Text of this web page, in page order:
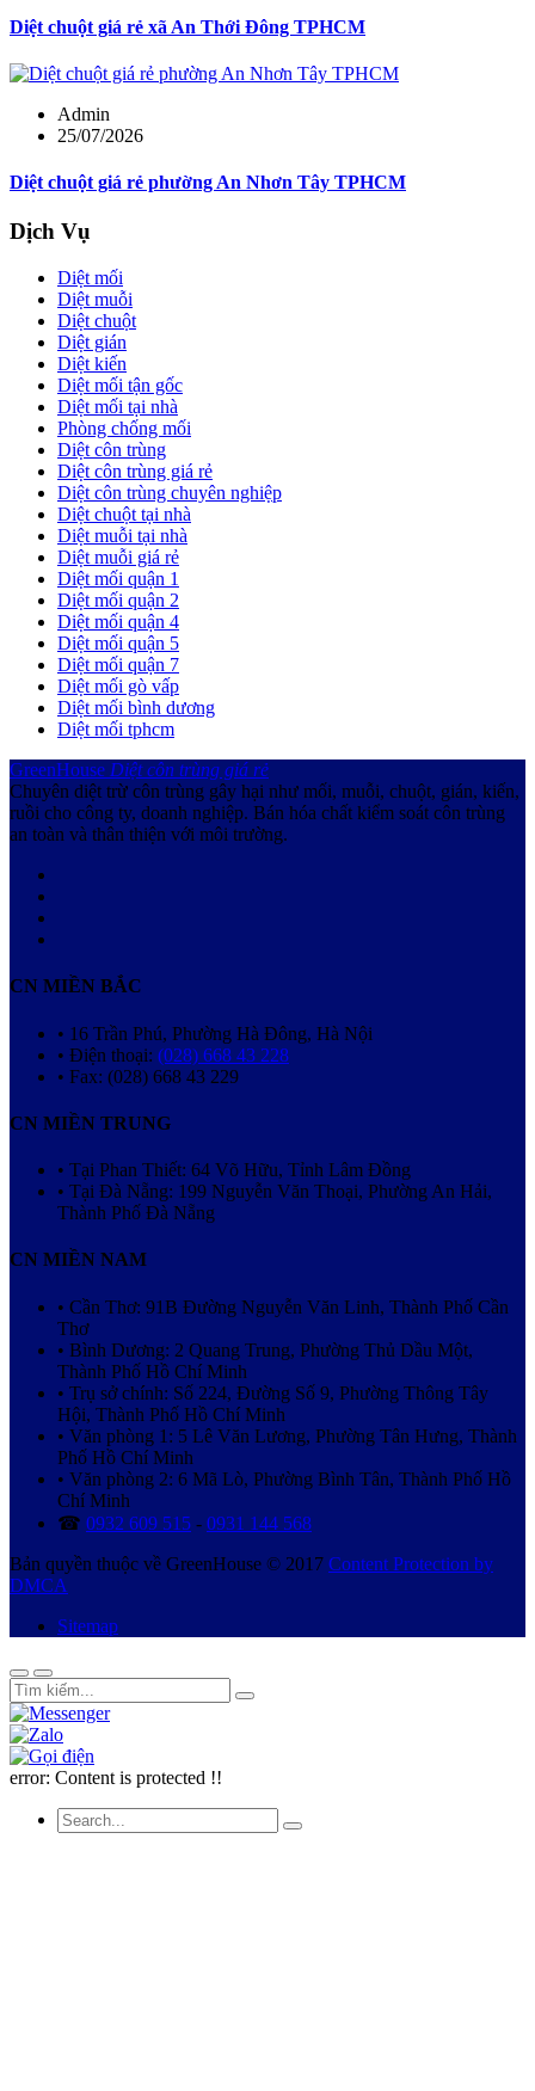
Diệt chuột giá rẻ xã An Thới Đông TPHCM
Admin
25/07/2026
Diệt chuột giá rẻ phường An Nhơn Tây TPHCM
Dịch Vụ
Diệt mối
Diệt muỗi
Diệt chuột
Diệt gián
Diệt kiến
Diệt mối tận gốc
Diệt mối tại nhà
Phòng chống mối
Diệt côn trùng
Diệt côn trùng giá rẻ
Diệt côn trùng chuyên nghiệp
Diệt chuột tại nhà
Diệt muỗi tại nhà
Diệt muỗi giá rẻ
Diệt mối quận 1
Diệt mối quận 2
Diệt mối quận 4
Diệt mối quận 5
Diệt mối quận 7
Diệt mối gò vấp
Diệt mối bình dương
Diệt mối tphcm
GreenHouse Diệt côn trùng giá rẻ
Chuyên diệt trừ côn trùng gây hại như mối, muỗi, chuột, gián, kiến,
ruồi cho công ty, doanh nghiệp. Bán hóa chất kiểm soát côn trùng
an toàn và thân thiện với môi trường.
CN MIỀN BẮC
• 16 Trần Phú, Phường Hà Đông, Hà Nội
• Điện thoại: (028) 668 43 228
• Fax: (028) 668 43 229
CN MIỀN TRUNG
• Tại Phan Thiết: 64 Võ Hữu, Tỉnh Lâm Đồng
• Tại Đà Nẵng: 199 Nguyễn Văn Thoại, Phường An Hải,
Thành Phố Đà Nẵng
CN MIỀN NAM
• Cần Thơ: 91B Đường Nguyễn Văn Linh, Thành Phố Cần
Thơ
• Bình Dương: 2 Quang Trung, Phường Thủ Dầu Một,
Thành Phố Hồ Chí Minh
• Trụ sở chính: Số 224, Đường Số 9, Phường Thông Tây
Hội, Thành Phố Hồ Chí Minh
• Văn phòng 1: 5 Lê Văn Lương, Phường Tân Hưng, Thành
Phố Hồ Chí Minh
• Văn phòng 2: 6 Mã Lò, Phường Bình Tân, Thành Phố Hồ
Chí Minh
☎ 0932 609 515 - 0931 144 568
Bản quyền thuộc về GreenHouse © 2017 Content Protection by
DMCA
Sitemap
error: Content is protected !!